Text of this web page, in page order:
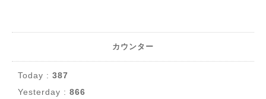
カウンター
Today : 387
Yesterday : 866